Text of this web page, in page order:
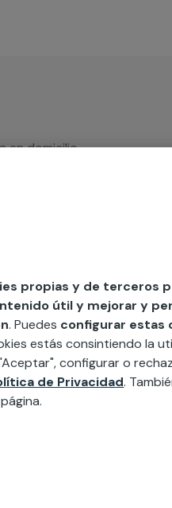
en domicilio
etc. Cuéntanos
precios de servicios serán
propias y de terceros
útil y mejorar y
. Puedes configurar estas
estás consintiendo la
configurar o
de Privacidad.